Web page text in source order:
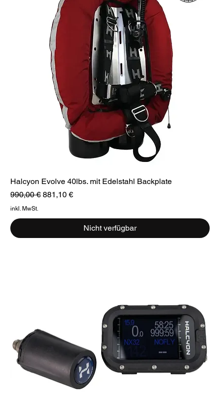
Halcyon Evolve 40lbs. mit Edelstahl Backplate
Standardpreis
990,00 €Sale-Preis
881,10 €
inkl. MwSt.
Nicht verfügbar